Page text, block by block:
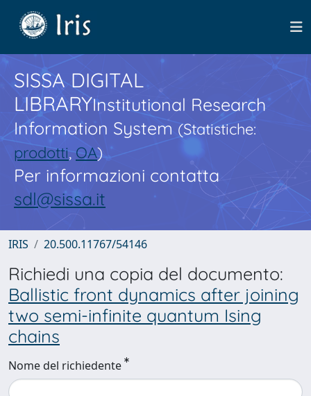
SISSA DIGITAL
LIBRARYInstitutional Research
Information System(Statistiche:
prodotti,OA)
Per informazioni contatta
sdl@sissa.it
IRIS 20.500.11767/54146
Richiedi una copia del documento:
Ballistic front dynamics after joining
two semi-infinite quantum Ising
chains
Nome del richiedente